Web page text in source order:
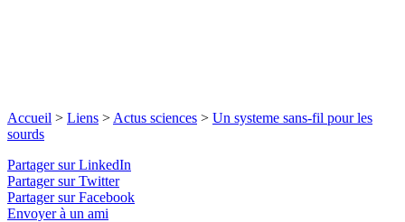
Accueil > Liens > Actus sciences > Un systeme sans-fil pour les
sourds
Partager sur LinkedIn
Partager sur Twitter
Partager sur Facebook
Envoyer à un ami